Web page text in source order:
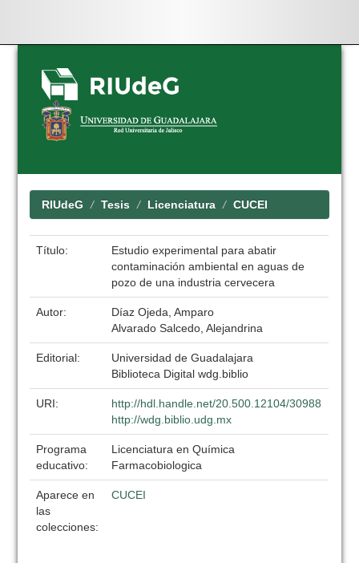
Skip
navigation
RIUdeG Tesis Licenciatura CUCEI
Título:
Estudio experimental para abatir
contaminación ambiental en aguas de
pozo de una industria cervecera
Autor:
Díaz Ojeda, Amparo
Alvarado Salcedo, Alejandrina
Editorial:
Universidad de Guadalajara
Biblioteca Digital wdg.biblio
URI:
http://hdl.handle.net/20.500.12104/30988
http://wdg.biblio.udg.mx
Programa
educativo:
Licenciatura en Química
Farmacobiologica
Aparece en
las
colecciones:
CUCEI